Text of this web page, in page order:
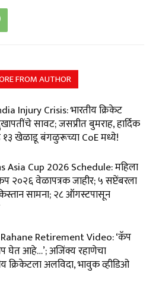
FROM AUTHOR
Injury Crisis: भारतीय क्रिकेट
सावट; जसप्रीत बुमराह, हार्दिक
१३ खेळाडू बंगळुरूच्या CoE मध्ये!
Asia Cup 2026 Schedule: महिला
२०२६ वेळापत्रक जाहीर; ५ सप्टेंबरला
सामना; २८ ऑगस्टपासून
Retirement Video: ‘कॅप
घेत आहे…’; अजिंक्य रहाणेचा
क्रिकेटला अलविदा, भावुक व्हीडिओ